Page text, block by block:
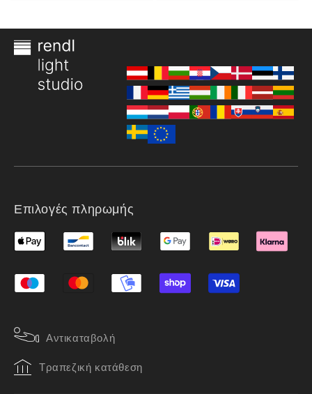
τον έλεγχο της λωρίδας LED είτε
με τηλεχειρισμό
(περιλαμβάνεται στο πακέτο
G13804), με χρήση του
Amazon Alexa, του Google
Assistant ή με εφαρμογές όπως
Επιλογές πληρωμής
Αντικαταβολή
Τραπεζική κατάθεση